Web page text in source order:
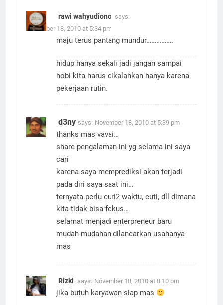
rawi wahyudiono
November 18, 2010 at 5:34 pm
hidup hanya sekali jadi jangan sampai
hobi kita harus dikalahkan hanya karena
d3ny says: November 18, 2010 at 5:39 pm
thanks mas vavai…
share pengalaman ini yg selama ini saya
cari
karena saya memprediksi akan terjadi
pada diri saya saat ini…
ternyata perlu curi2 waktu, cuti, dll dimana
kita tidak bisa fokus…
selamat menjadi enterpreneur baru
mudah-mudahan dilancarkan usahanya
Rizki says: November 18, 2010 at 8:10 pm